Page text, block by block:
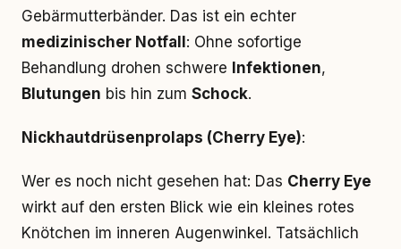
Gebärmutterbänder. Das ist ein echter
medizinischer Notfall : Ohne sofortige
Behandlung drohen schwere Infektionen,
Blutungen bis hin zum Schock.
Nickhautdrüsenprolaps (Cherry Eye):
Wer es noch nicht gesehen hat: Das Cherry Eye
wirkt auf den ersten Blick wie ein kleines rotes
Knötchen im inneren Augenwinkel. Tatsächlich